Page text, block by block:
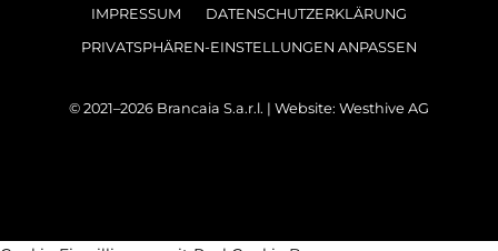
IMPRESSUM
DATENSCHUTZERKLÄRUNG
PRIVATSPHÄREN-EINSTELLUNGEN ANPASSEN
© 2021–2026 Brancaia S.a.r.l. | Website: Westhive AG